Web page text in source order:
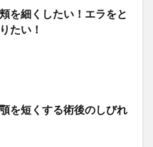
頬を細くしたい！エラをと
りたい！
顎を短くする術後のしびれ